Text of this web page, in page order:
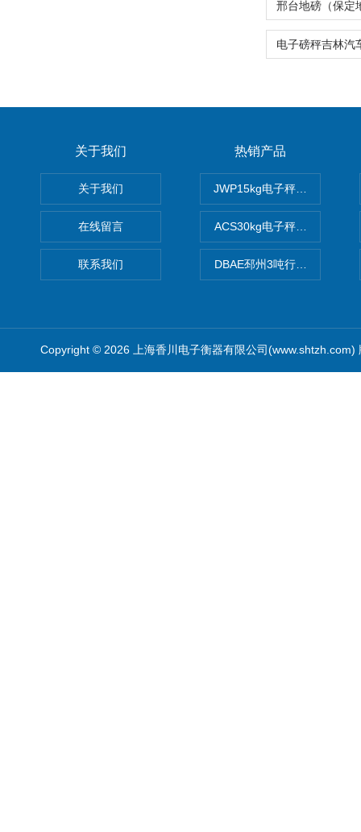
关于我们
关于我们
在线留言
联系我们
热销产品
JWP15kg电子秤价格,15公
ACS30kg电子秤价格,30公
DBAE邳州3吨行车电子吊秤
Copyright © 2026 上海香川电子衡器有限公司(www.shtzh.com)